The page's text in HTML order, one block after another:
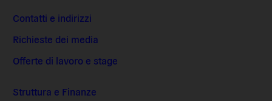
Contatti e indirizzi
Richieste dei media
Offerte di lavoro e stage
Struttura e Finanze